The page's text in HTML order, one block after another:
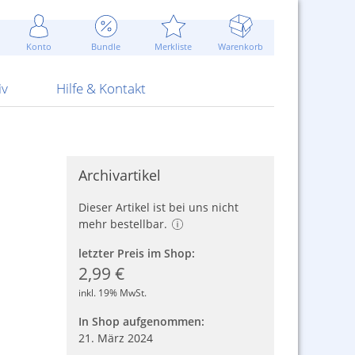
Konto Bundle Merkliste Warenkorb
Attrappen Blitzschnell...
Sommerpreise u.v.m.
ARS Pirotecnia
Hilfe & Kontakt
Kontaktformular
AGB
Archivartikel
Dieser Artikel ist bei uns nicht
mehr bestellbar.
letzter Preis im Shop:
2,99 €
inkl. 19% MwSt.
In Shop aufgenommen:
21. März 2024